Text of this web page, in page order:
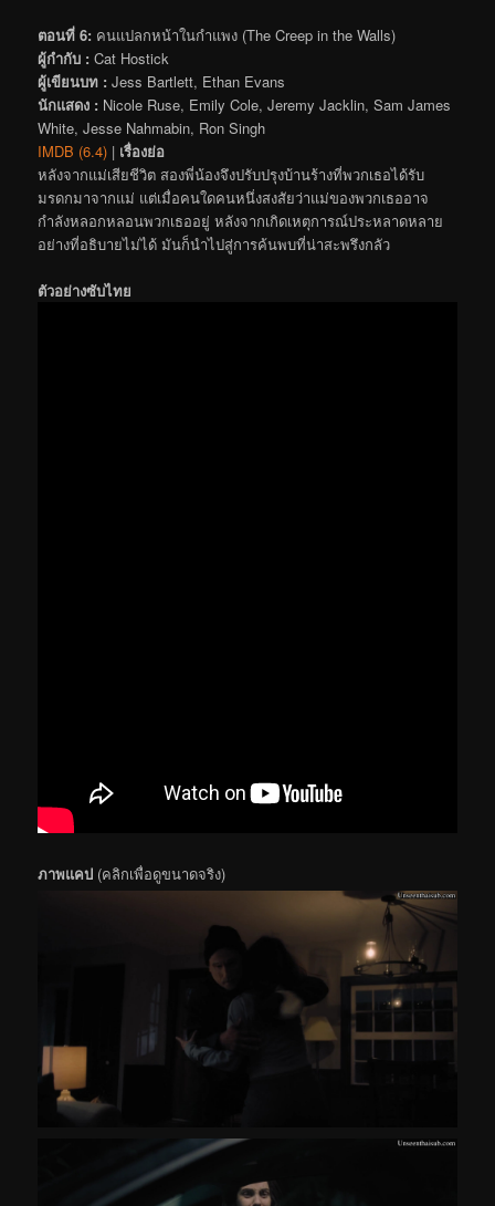
ตอนที่ 6: คนแปลกหน้าในกำแพง (The Creep in the Walls)
ผู้กำกับ : Cat Hostick
ผู้เขียนบท : Jess Bartlett, Ethan Evans
นักแสดง : Nicole Ruse, Emily Cole, Jeremy Jacklin, Sam James
White, Jesse Nahmabin, Ron Singh
IMDB (6.4) | เรื่องย่อ
หลังจากแม่เสียชีวิต สองพี่น้องจึงปรับปรุงบ้านร้างที่พวกเธอได้รับ
มรดกมาจากแม่ แต่เมื่อคนใดคนหนึ่งสงสัยว่าแม่ของพวกเธออาจ
กำลังหลอกหลอนพวกเธออยู่ หลังจากเกิดเหตุการณ์ประหลาดหลาย
อย่างที่อธิบายไม่ได้ มันก็นำไปสู่การค้นพบที่น่าสะพรึงกลัว
ตัวอย่างซับไทย
ภาพแคป (คลิกเพื่อดูขนาดจริง)